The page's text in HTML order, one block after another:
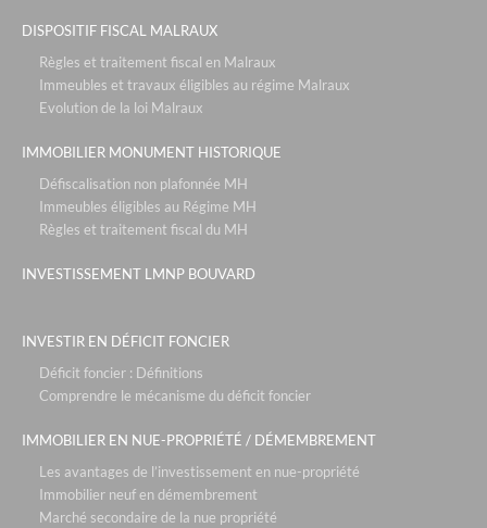
DISPOSITIF FISCAL MALRAUX
Règles et traitement fiscal en Malraux
Immeubles et travaux éligibles au régime Malraux
Evolution de la loi Malraux
IMMOBILIER MONUMENT HISTORIQUE
Défiscalisation non plafonnée MH
Immeubles éligibles au Régime MH
Règles et traitement fiscal du MH
INVESTISSEMENT LMNP BOUVARD
INVESTIR EN DÉFICIT FONCIER
Déficit foncier : Définitions
Comprendre le mécanisme du déficit foncier
IMMOBILIER EN NUE-PROPRIÉTÉ / DÉMEMBREMENT
Les avantages de l’investissement en nue-propriété
Immobilier neuf en démembrement
Marché secondaire de la nue propriété